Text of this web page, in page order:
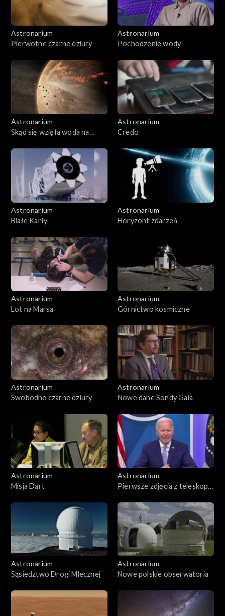
Astronarium
Pierwotne czarne dziury
Astronarium
Pochodzenie wody
Astronarium
Skąd się wzięła woda na
Astronarium
Credo
Astronarium
Białe Karły
Astronarium
Horyzont zdarzeń
Astronarium
Lot na Marsa
Astronarium
Górnictwo kosmiczne
Astronarium
Swobodne czarne dziury
Astronarium
Nowe dane Sondy Gaia
Astronarium
Misja Dart
Astronarium
Pierwsze zdjęcia z teleskopu
Astronarium
Sąsiedztwo Drogi Mlecznej
Astronarium
Nowe polskie obserwatoria